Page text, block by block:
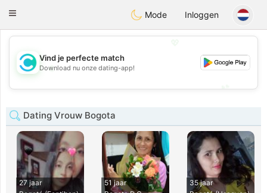
olombiaCitas
Toggle
Mode Inloggen
💖
💕
Vind je perfecte match
Download nu onze dating-app!
Dating Vrouw Bogota
27 jaar
51 jaar
35 jaar